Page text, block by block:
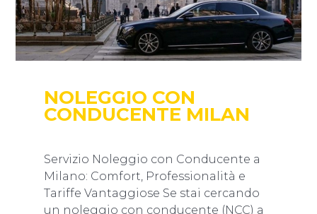
NOLEGGIO CON
CONDUCENTE MILAN
Servizio Noleggio con Conducente a
Milano: Comfort, Professionalità e
Tariffe Vantaggiose Se stai cercando
un noleggio con conducente (NCC) a